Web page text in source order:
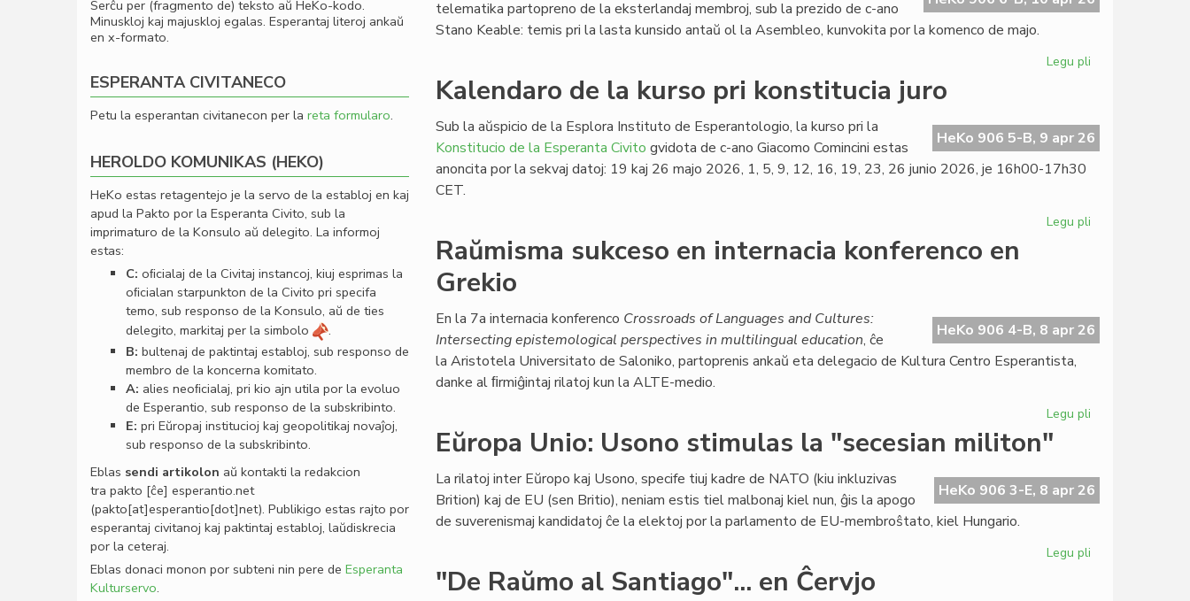
telematika partopreno de la eksterlandaj membroj, sub la prezido de c-ano
Stano Keable: temis pri la lasta kunsido antaŭ ol la Asembleo, kunvokita por la komenco de majo.
Legu pli
aplaŭdas
delegacian
Kalendaro de la kurso pri konstitucia juro
HeKo 906 5-B, 9 apr 26
Sub la aŭspicio de la Esplora Instituto de Esperantologio, la kurso pri la
Konstitucio de la Esperanta Civito gvidota de c-ano Giacomo Comincini estas
anoncita por la sekvaj datoj: 19 kaj 26 majo 2026, 1, 5, 9, 12, 16, 19, 23, 26 junio 2026, je 16h00-17h30
CET.
Legu pli
pri
konstitucia
Raŭmisma sukceso en internacia konferenco en
Grekio
HeKo 906 4-B, 8 apr 26
En la 7a internacia konferenco Crossroads of Languages and Cultures:
Intersecting epistemological perspectives in multilingual education, ĉe
la Aristotela Universitato de Saloniko, partoprenis ankaŭ eta delegacio de Kultura Centro Esperantista,
danke al ﬁrmiĝintaj rilatoj kun la ALTE-medio.
Legu pli
internacia
konferenco
Eŭropa Unio: Usono stimulas la "secesian militon"
HeKo 906 3-E, 8 apr 26
La rilatoj inter Eŭropo kaj Usono, specife tiuj kadre de NATO (kiu inkluzivas
Brition) kaj de EU (sen Britio), neniam estis tiel malbonaj kiel nun, ĝis la apogo
de suverenismaj kandidatoj ĉe la elektoj por la parlamento de EU-membroŝtato, kiel Hungario.
Legu pli
"De Raŭmo al Santiago"... en Ĉervjo
Serĉu per (fragmento de) teksto aŭ HeKo-kodo.
Minuskloj kaj majuskloj egalas. Esperantaj literoj ankaŭ
en x-formato.
ESPERANTA CIVITANECO
Petu la esperantan civitanecon per la reta formularo.
HEROLDO KOMUNIKAS (HEKO)
HeKo estas retagentejo je la servo de la establoj en kaj
apud la Pakto por la Esperanta Civito, sub la
imprimaturo de la Konsulo aŭ delegito. La informoj
estas:
C: oﬁcialaj de la Civitaj instancoj, kiuj esprimas la
oﬁcialan starpunkton de la Civito pri specifa
temo, sub responso de la Konsulo, aŭ de ties
delegito, markitaj per la simbolo
.
B: bultenaj de paktintaj establoj, sub responso de
membro de la koncerna komitato.
A: alies neoﬁcialaj, pri kio ajn utila por la evoluo
de Esperantio, sub responso de la subskribinto.
E: pri Eŭropaj institucioj kaj geopolitikaj novaĵoj,
sub responso de la subskribinto.
Eblas sendi artikolon aŭ kontakti la redakcion
tra pakto [ĉe] esperantio.net
(pakto[at]esperantio[dot]net). Publikigo estas rajto por
esperantaj civitanoj kaj paktintaj establoj, laŭdiskrecia
por la ceteraj.
Eblas donaci monon por subteni nin pere de Esperanta
Kulturservo.